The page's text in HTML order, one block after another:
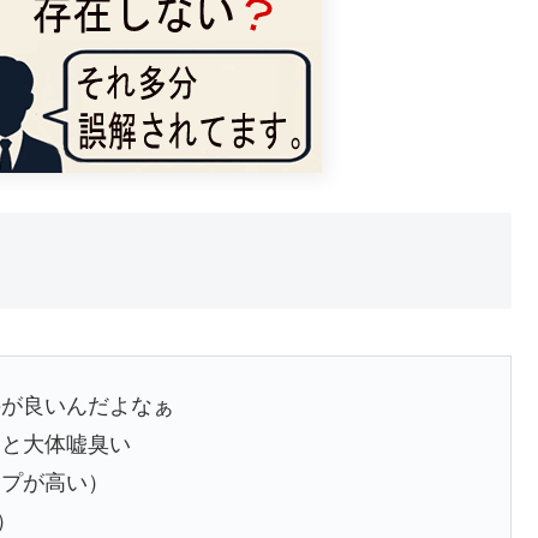
良いんだよなぁ
大体嘘臭い
が高い）